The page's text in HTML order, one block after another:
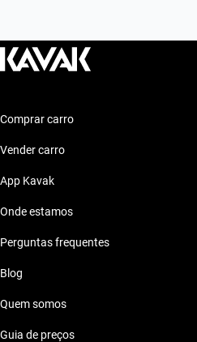
Comprar carro
Vender carro
App Kavak
Onde estamos
Perguntas frequentes
Blog
Quem somos
Guia de preços